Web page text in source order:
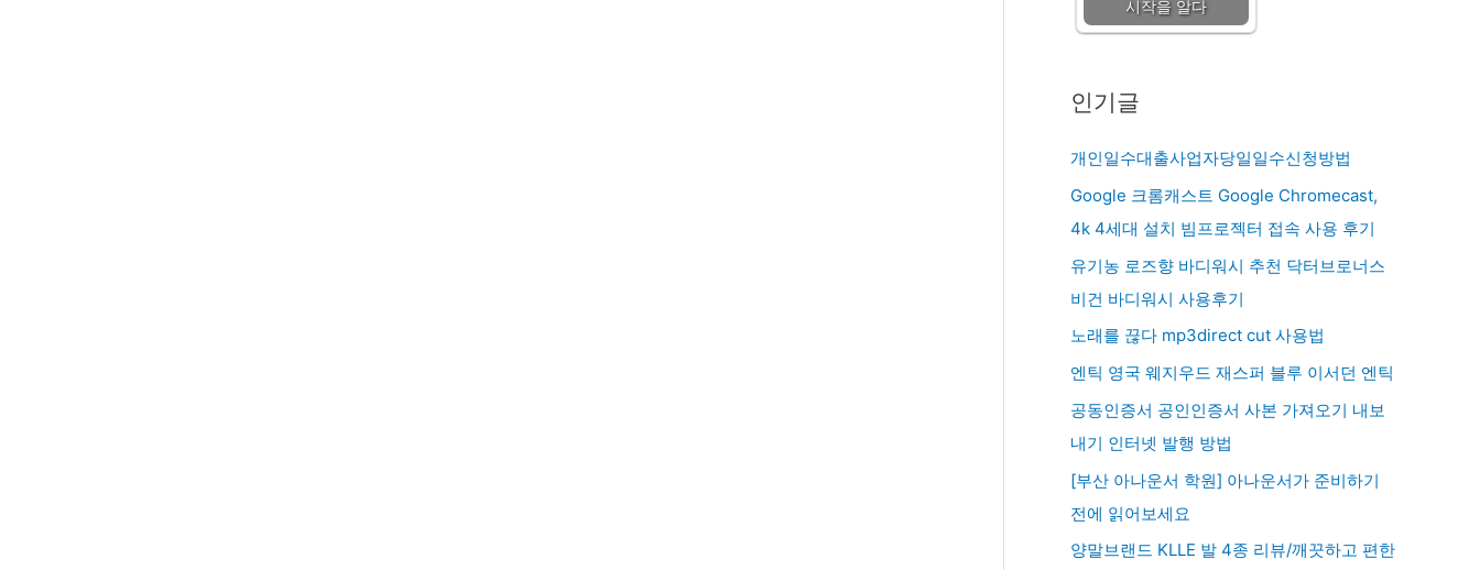
시작을 알다
인기글
개인일수대출사업자당일일수신청방법
Google 크롬캐스트 Google Chromecast,
4k 4세대 설치 빔프로젝터 접속 사용 후기
유기농 로즈향 바디워시 추천 닥터브로너스
비건 바디워시 사용후기
노래를 끊다 mp3direct cut 사용법
엔틱 영국 웨지우드 재스퍼 블루 이서던 엔틱
공동인증서 공인인증서 사본 가져오기 내보
내기 인터넷 발행 방법
[부산 아나운서 학원] 아나운서가 준비하기
전에 읽어보세요
양말브랜드 KLLE 발 4종 리뷰/깨끗하고 편한